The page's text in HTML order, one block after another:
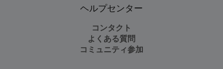
ヘルプセンター
コンタクト
よくある質問
コミュニティ参加